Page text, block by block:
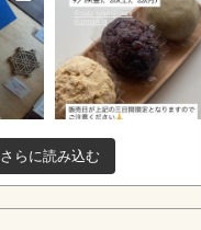
さらに読み込む